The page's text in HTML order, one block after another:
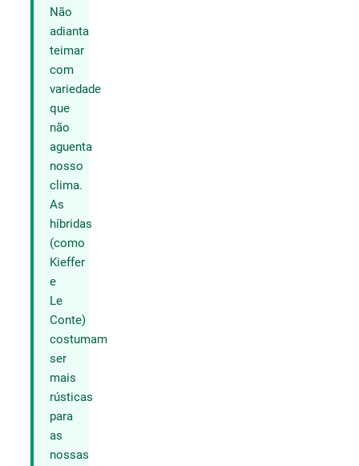
Não
adianta
teimar
com
variedade
que
não
aguenta
nosso
clima.
As
híbridas
(como
Kieffer
e
Le
Conte)
costumam
ser
mais
rústicas
para
as
nossas